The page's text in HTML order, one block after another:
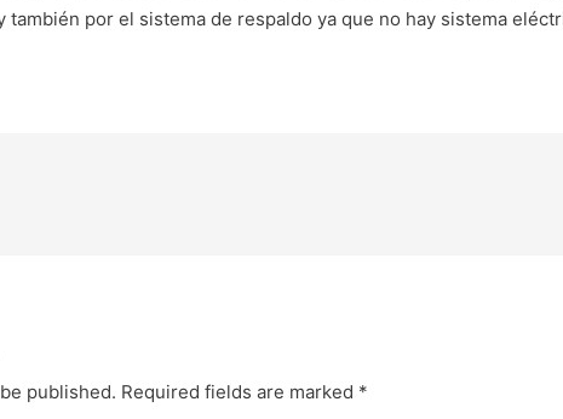
también por el sistema de respaldo ya que no hay sistema
published. Required fields are marked *